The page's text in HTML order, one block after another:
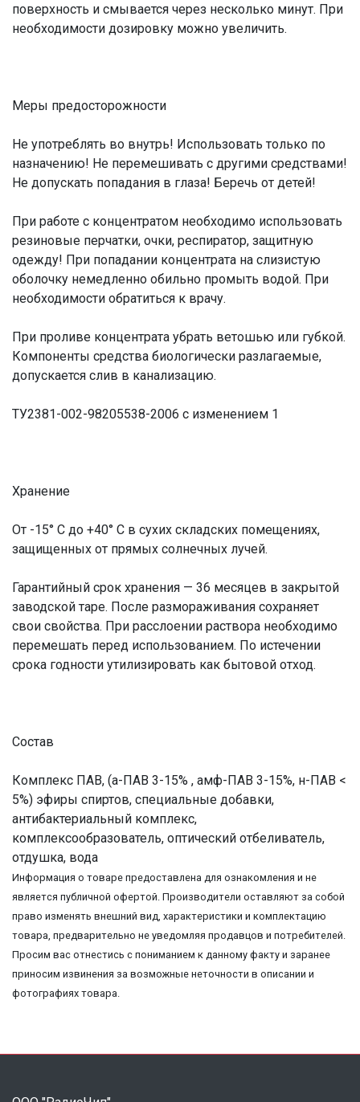
поверхность и смывается через несколько минут. При
необходимости дозировку можно увеличить.
Меры предосторожности
Не употреблять во внутрь! Использовать только по
назначению! Не перемешивать с другими средствами!
Не допускать попадания в глаза! Беречь от детей!
При работе с концентратом необходимо использовать
резиновые перчатки, очки, респиратор, защитную
одежду! При попадании концентрата на слизистую
оболочку немедленно обильно промыть водой. При
необходимости обратиться к врачу.
При проливе концентрата убрать ветошью или губкой.
Компоненты средства биологически разлагаемые,
допускается слив в канализацию.
ТУ2381-002-98205538-2006 с изменением 1
Хранение
От -15° С до +40° С в сухих складских помещениях,
защищенных от прямых солнечных лучей.
Гарантийный срок хранения — 36 месяцев в закрытой
заводской таре. После размораживания сохраняет
свои свойства. При расслоении раствора необходимо
перемешать перед использованием. По истечении
срока годности утилизировать как бытовой отход.
Состав
Комплекс ПАВ, (а-ПАВ 3-15% , амф-ПАВ 3-15%, н-ПАВ <
5%) эфиры спиртов, специальные добавки,
антибактериальный комплекс,
комплексообразователь, оптический отбеливатель,
отдушка, вода
Информация о товаре предоставлена для ознакомления и не
является публичной офертой. Производители оставляют за собой
право изменять внешний вид, характеристики и комплектацию
товара, предварительно не уведомляя продавцов и потребителей.
Просим вас отнестись с пониманием к данному факту и заранее
приносим извинения за возможные неточности в описании и
фотографиях товара.